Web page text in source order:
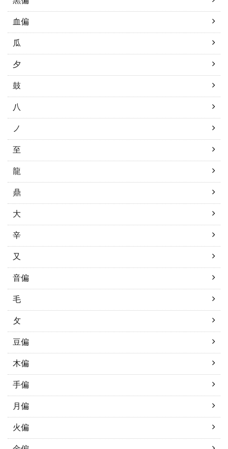
血偏
瓜
夕
鼓
八
ノ
至
龍
鼎
大
辛
又
音偏
毛
攵
豆偏
木偏
手偏
月偏
火偏